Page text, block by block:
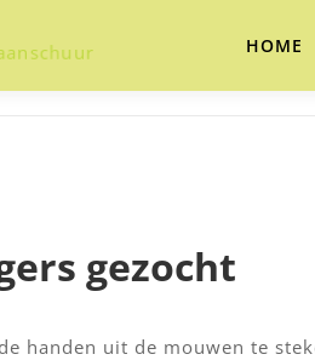
HOME
gezocht
handen uit de mouwen te